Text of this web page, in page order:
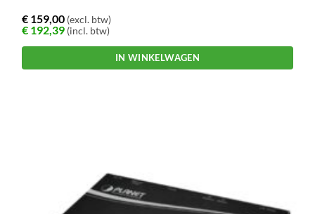
€ 159,00 (excl. btw)
€ 192,39 (incl. btw)
IN WINKELWAGEN